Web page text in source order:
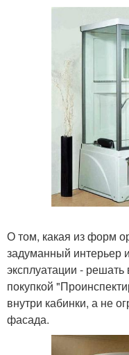
О том, какая из форм
задуманный интерьер
эксплуатации -
покупкой
внутри кабинки, а не
фасада.